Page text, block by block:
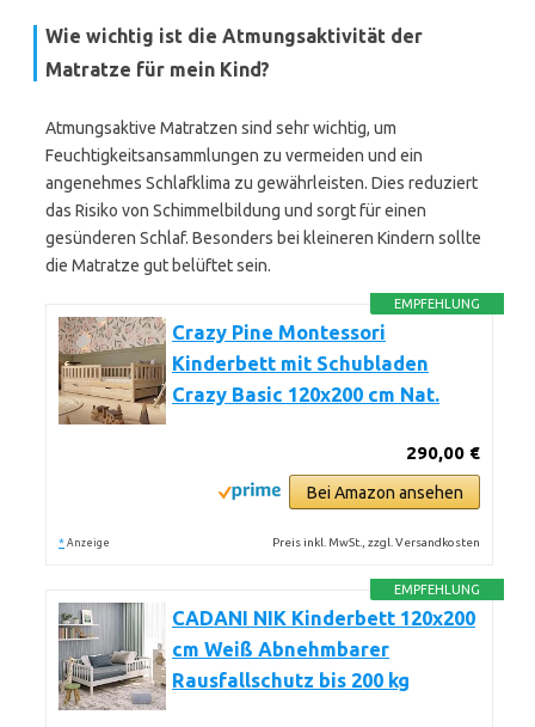
Wie wichtig ist die Atmungsaktivität der
Matratze für mein Kind?
Atmungsaktive Matratzen sind sehr wichtig, um
Feuchtigkeitsansammlungen zu vermeiden und ein
angenehmes Schlafklima zu gewährleisten. Dies reduziert
das Risiko von Schimmelbildung und sorgt für einen
gesünderen Schlaf. Besonders bei kleineren Kindern sollte
die Matratze gut belüftet sein.
EMPFEHLUNG
Crazy Pine Montessori
Kinderbett mit Schubladen
Crazy Basic 120x200 cm Nat.
290,00 €
Bei Amazon ansehen
* Anzeige Preis inkl. MwSt., zzgl. Versandkosten
EMPFEHLUNG
CADANI NIK Kinderbett 120x200
cm Weiß Abnehmbarer
Rausfallschutz bis 200 kg